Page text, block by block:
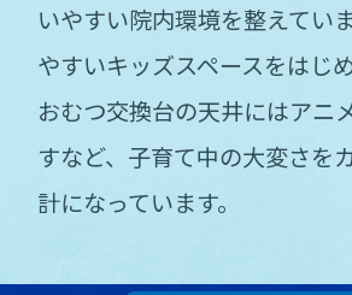
いやすい院内環境を整えていま
やすいキッズスペースをはじめ
おむつ交換台の天井にはアニ
すなど、 子育て中の大変さを
計になっています。